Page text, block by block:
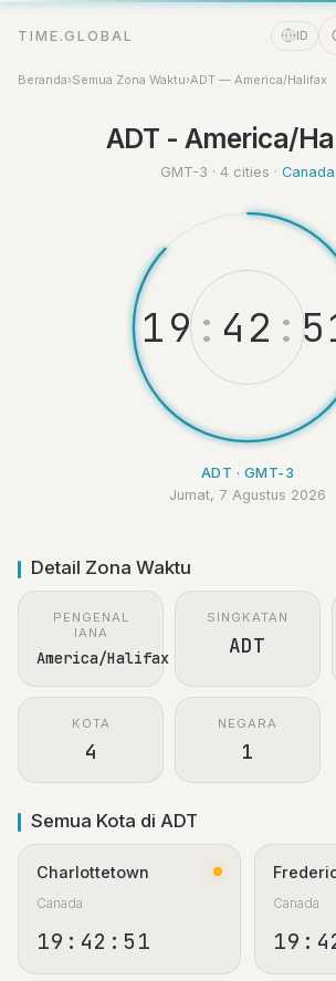
TIME.GLOBAL ID
Beranda›Semua Zona Waktu›ADT — America/Halifax
ADT - America/
GMT-3 · 4 cities · Canada
19: 42 : 5
ADT · GMT-3
Jumat, 7 Agustus 2026
Detail Zona Waktu
PENGENAL
IANA
America/Halifax
SINGKATAN
ADT
KOTA
4
NEGARA
1
Semua Kota di ADT
Charlottetown
Canada
19:42:52
Canada